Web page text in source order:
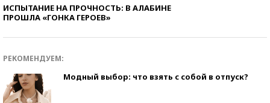
ИСПЫТАНИЕ НА ПРОЧНОСТЬ: В АЛАБИНЕ
ПРОШЛА «ГОНКА ГЕРОЕВ»
РЕКОМЕНДУЕМ:
Модный выбор: что взять с собой в отпуск?